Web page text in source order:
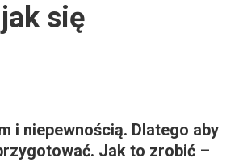
się
i niepewnością. Dlatego aby
Jak to zrobić –